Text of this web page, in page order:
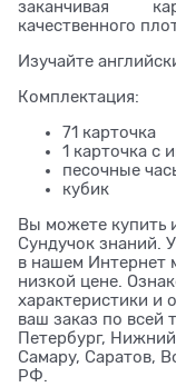
заканчивая
качественного
Изучайте
Комплектация:
71 карточка
1 карточка с
песочные
кубик
Вы можете купить
Сундучок знаний.
в нашем Интернет
низкой цене.
характеристики и
ваш заказ по всей
Петербург,
Самару, Саратов,
РФ.